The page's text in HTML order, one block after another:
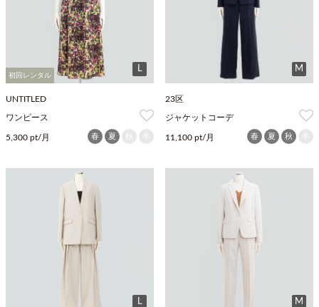
初回レンタル
L
UNTITLED
ワンピース
5,300 pt/月 春 夏
M
23区
ジャケットコーデ
11,100 pt/月 春 夏 秋
L M